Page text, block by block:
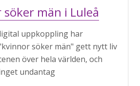
söker män i Luleå
uppkoppling har
söker män" gett nytt liv
över hela världen, och
undantag